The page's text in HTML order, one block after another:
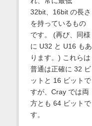
32bit、16bit の長さ
を持っているもの
です。 (再び、同様
に U32 と U16 もあ
ります。) これらは
普通は正確に 32 ビ
ットと 16 ビットで
すが、Cray では両
方とも 64 ビットで
す。